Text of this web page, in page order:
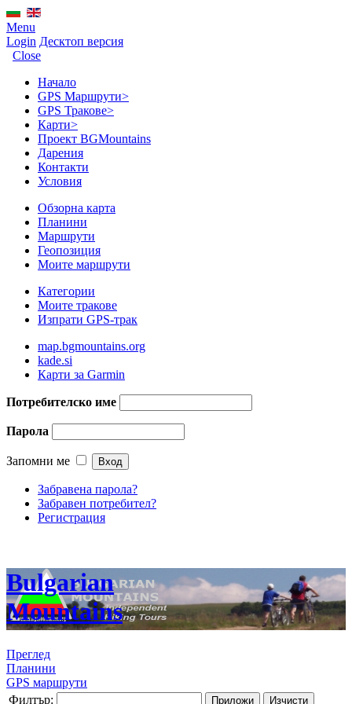
Menu
Login Десктоп версия
Close
Начало
GPS Mаршрути>
GPS Тракове>
Карти>
Проект BGMountains
Дарения
Контакти
Условия
Обзорна карта
Планини
Маршрути
Геопозиция
Моите маршрути
Категории
Моите тракове
Изпрати GPS-трак
map.bgmountains.org
kade.si
Карти за Garmin
Потребителско име
Парола
Запомни ме
Забравена парола?
Забравен потребител?
Регистрация
Bulgarian
Mountains
Преглед
Планини
GPS маршрути
Филтър:
Приложи Изчисти